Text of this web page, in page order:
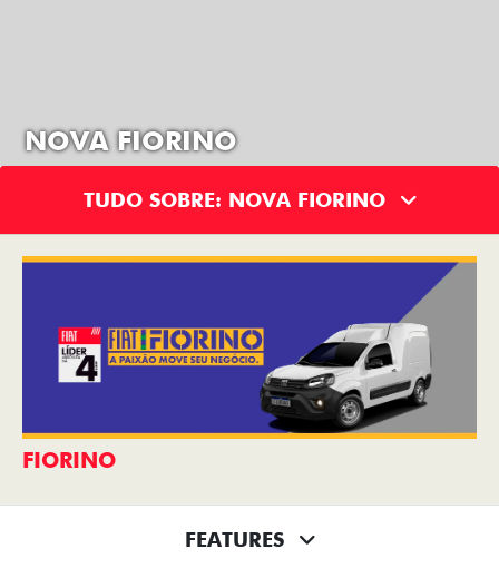
NOVA FIORINO
TUDO SOBRE: NOVA FIORINO
FIORINO
FEATURES